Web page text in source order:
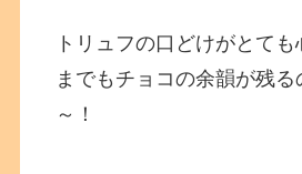
トリュフの口どけがとて
までもチョコの余韻が残
～！